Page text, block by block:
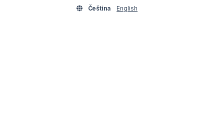
Čeština
English